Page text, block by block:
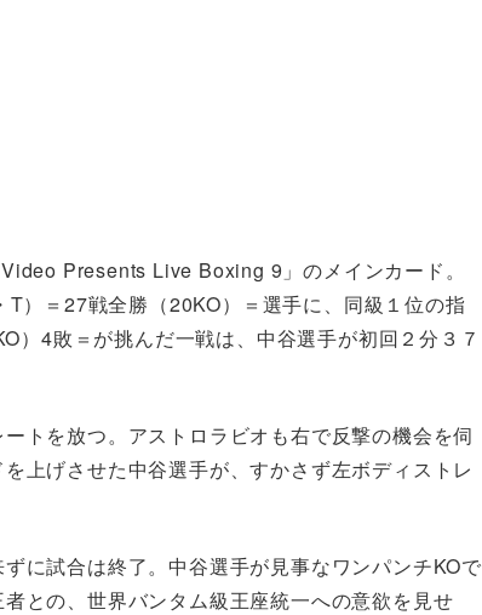
Presents Live Boxing 9」のメインカード。
）＝27戦全勝（20KO）＝選手に、同級１位の指
）4敗＝が挑んだ一戦は、中谷選手が初回２分３７
トを放つ。アストロラビオも右で反撃の機会を伺
上げさせた中谷選手が、すかさず左ボディストレ
に試合は終了。中谷選手が見事なワンパンチKOで
との、世界バンタム級王座統一への意欲を見せ